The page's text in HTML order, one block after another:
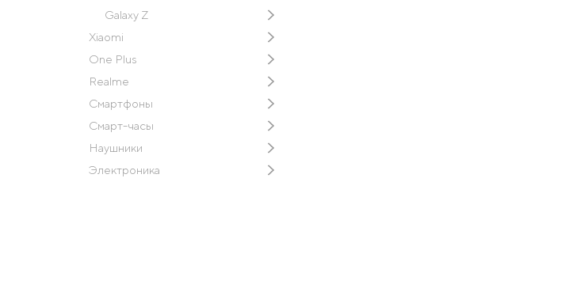
Galaxy Z
Xiaomi
One Plus
Realme
Смартфоны
Смарт-часы
Наушники
Электроника